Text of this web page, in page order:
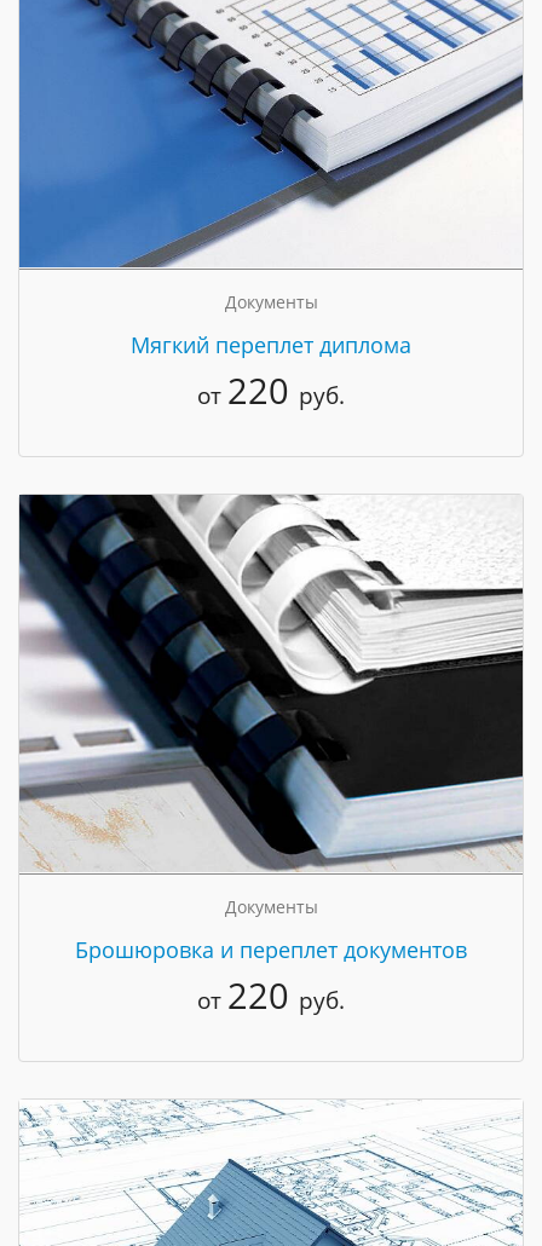
Документы
Мягкий переплет диплома
от 220 руб.
Документы
Брошюровка и переплет документов
от 220 руб.